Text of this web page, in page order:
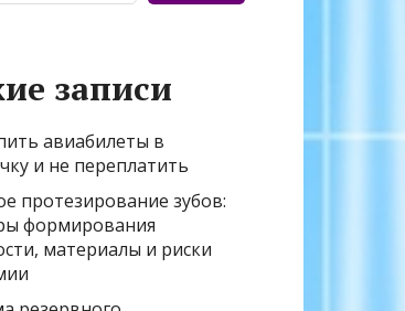
записи
авиабилеты в
и не переплатить
протезирование зубов:
формирования
материалы и риски